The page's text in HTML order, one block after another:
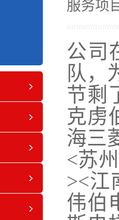
服务项
公司
队，
节剩
克虏
海三
<苏
><江
伟伯